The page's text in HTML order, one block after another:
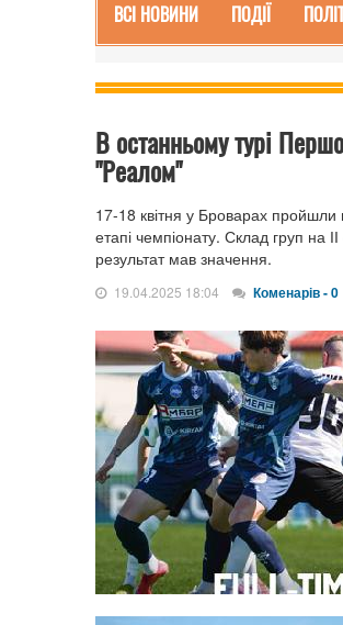
ВСІ НОВИНИ ПОДІЇ
В останньому турі
"Реалом"
17-18 квітня у Броварах пройшли
етапі чемпіонату. Склад груп на
результат мав значення.
19.04.2025 18:04 Коменарів - 0